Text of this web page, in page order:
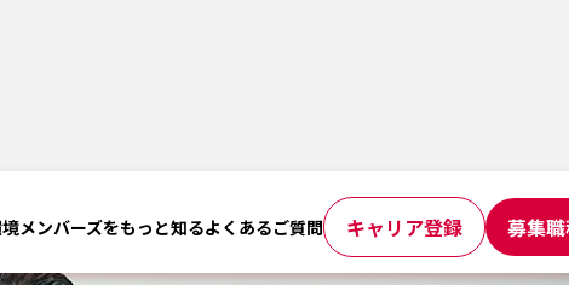
メンバーズをもっと知るよくあるご質問 キャリア登録 募集